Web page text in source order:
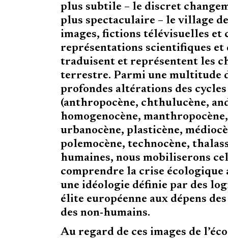
plus subtile – le discret
plus spectaculaire – le village
images, fictions télévisuelles et
représentations scientifiques
traduisent et représentent les
terrestre. Parmi une multitude
profondes altérations des
(anthropocène, chthulucène,
homogenocène,
urbanocène, plasticène,
polemocène, technocène,
humaines, nous mobiliserons
comprendre la crise écologique
une idéologie définie par des
élite européenne aux dépens
des non-humains.
Au regard de ces images de